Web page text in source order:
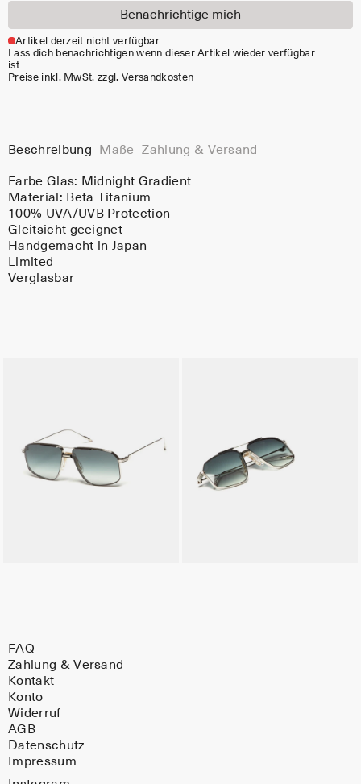
Benachrichtige mich
Artikel derzeit nicht verfügbar
Lass dich benachrichtigen wenn dieser Artikel wieder verfügbar
ist
Preise inkl. MwSt. zzgl. Versandkosten
Beschreibung Maße Zahlung & Versand
Farbe Glas: Midnight Gradient
Material: Beta Titanium
100% UVA/UVB Protection
Gleitsicht geeignet
Handgemacht in Japan
Limited
Verglasbar
FAQ
Zahlung & Versand
Kontakt
Konto
Widerruf
AGB
Datenschutz
Impressum